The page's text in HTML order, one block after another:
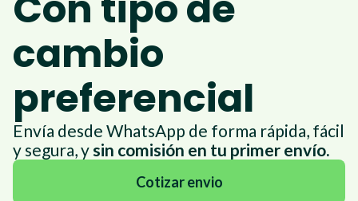
cambio
preferencial
Envía desde WhatsApp de forma rápida, fácil
y segura, ysin comisión en tu primer envío.
Cotizar envio